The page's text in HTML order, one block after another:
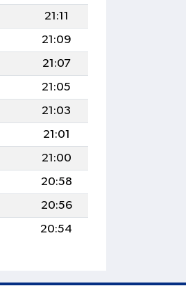
21:11
21:09
21:07
21:05
21:03
21:01
21:00
20:58
20:56
20:54